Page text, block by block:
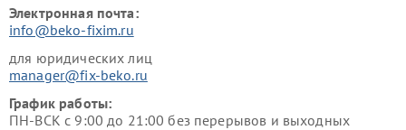
Электронная почта:
info@beko-fixim.ru
для юридических лиц
manager@fix-beko.ru
График работы:
ПН-ВСК с 9:00 до 21:00 без перерывов и выходных